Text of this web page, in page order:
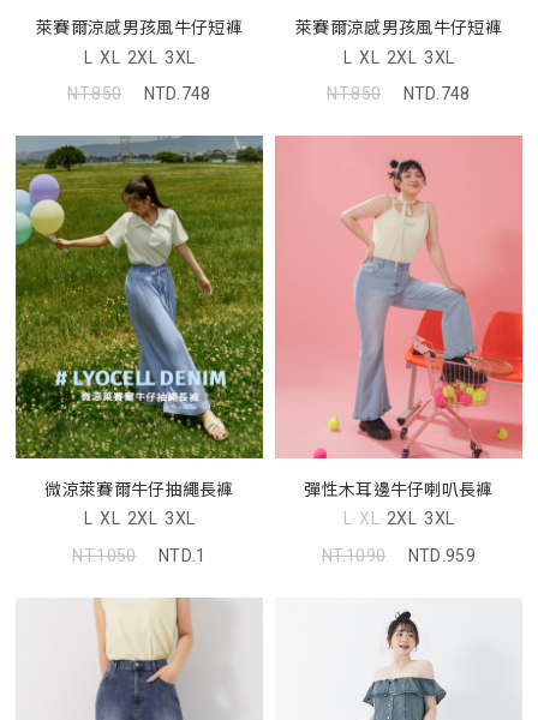
萊賽爾涼感男孩風牛仔短褲
L XL 2XL 3XL
NT.850
NTD.748
萊賽爾涼感男孩風牛仔短褲
L XL 2XL 3XL
NT.850
NTD.748
微涼萊賽爾牛仔抽繩長褲
L XL 2XL 3XL
NT.1050
NTD.1
彈性木耳邊牛仔喇叭長褲
L XL 2XL 3XL
NT.1090
NTD.959